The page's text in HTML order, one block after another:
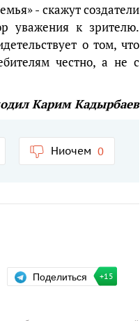
- скажут создатели
уважения к зрителю.
о том, что
честно, а не с
Карим Кадырбаев
Ниочем 0
Поделиться +15